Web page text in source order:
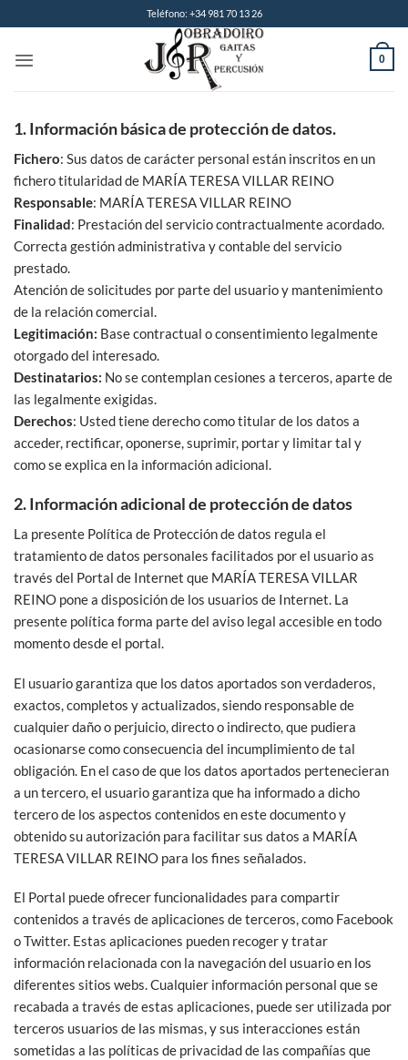
al
contenido
Teléfono: +34 981 70 13 26
0
1. Información básica de protección de datos.
Fichero: Sus datos de carácter personal están inscritos en un
fichero titularidad de MARÍA TERESA VILLAR REINO
Responsable: MARÍA TERESA VILLAR REINO
Finalidad: Prestación del servicio contractualmente acordado.
Correcta gestión administrativa y contable del servicio
prestado.
Atención de solicitudes por parte del usuario y mantenimiento
de la relación comercial.
Legitimación: Base contractual o consentimiento legalmente
otorgado del interesado.
Destinatarios: No se contemplan cesiones a terceros, aparte de
las legalmente exigidas.
Derechos: Usted tiene derecho como titular de los datos a
acceder, rectificar, oponerse, suprimir, portar y limitar tal y
como se explica en la información adicional.
2. Información adicional de protección de datos
La presente Política de Protección de datos regula el
tratamiento de datos personales facilitados por el usuario as
través del Portal de Internet que MARÍA TERESA VILLAR
REINO pone a disposición de los usuarios de Internet. La
presente política forma parte del aviso legal accesible en todo
momento desde el portal.
El usuario garantiza que los datos aportados son verdaderos,
exactos, completos y actualizados, siendo responsable de
cualquier daño o perjuicio, directo o indirecto, que pudiera
ocasionarse como consecuencia del incumplimiento de tal
obligación. En el caso de que los datos aportados pertenecieran
a un tercero, el usuario garantiza que ha informado a dicho
tercero de los aspectos contenidos en este documento y
obtenido su autorización para facilitar sus datos a MARÍA
TERESA VILLAR REINO para los fines señalados.
El Portal puede ofrecer funcionalidades para compartir
contenidos a través de aplicaciones de terceros, como Facebook
o Twitter. Estas aplicaciones pueden recoger y tratar
información relacionada con la navegación del usuario en los
diferentes sitios webs. Cualquier información personal que se
recabada a través de estas aplicaciones, puede ser utilizada por
terceros usuarios de las mismas, y sus interacciones están
sometidas a las políticas de privacidad de las compañías que